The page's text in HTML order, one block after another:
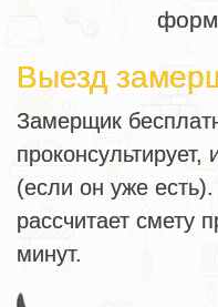
Выезд
Замерщик
проконсультирует,
(если он уже
рассчитает смету
минут.